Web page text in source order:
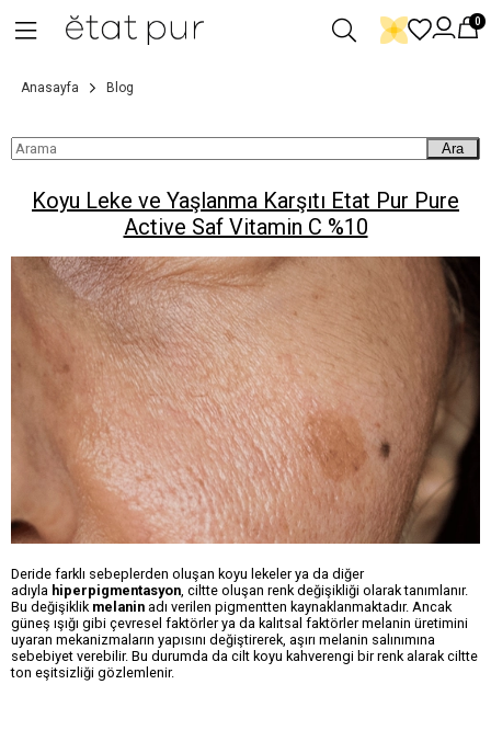
0
Anasayfa Blog
Ara
Koyu Leke ve Yaşlanma Karşıtı Etat Pur Pure
Active Saf Vitamin C %10
Deride farklı sebeplerden oluşan koyu lekeler ya da diğer
adıyla hiperpigmentasyon , ciltte oluşan renk değişikliği olarak tanımlanır.
Bu değişiklik melanin adı verilen pigmentten kaynaklanmaktadır. Ancak
güneş ışığı gibi çevresel faktörler ya da kalıtsal faktörler melanin üretimini
uyaran mekanizmaların yapısını değiştirerek, aşırı melanin salınımına
sebebiyet verebilir. Bu durumda da cilt koyu kahverengi bir renk alarak ciltte
ton eşitsizliği gözlemlenir.